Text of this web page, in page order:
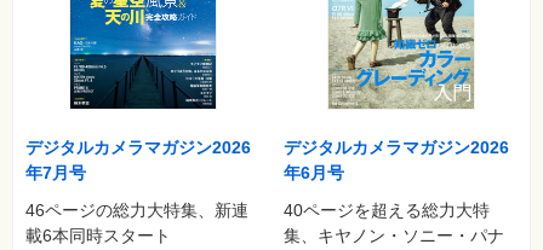
デジタルカメラマガジン2026
年7月号
46ページの総力大特集、新連
載6本同時スタート
デジタルカメラマガジン2026
年6月号
40ページを超える総力大特
集、キヤノン・ソニー・パナ